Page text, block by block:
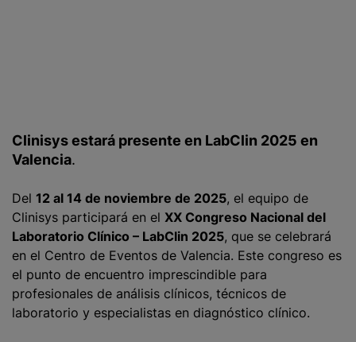
Clinisys estará presente en LabClin 2025 en
Valencia.
Del 12 al 14 de noviembre de 2025, el equipo de
Clinisys participará en el XX Congreso Nacional del
Laboratorio Clínico – LabClin 2025, que se celebrará
en el Centro de Eventos de Valencia. Este congreso es
el punto de encuentro imprescindible para
profesionales de análisis clínicos, técnicos de
laboratorio y especialistas en diagnóstico clínico.